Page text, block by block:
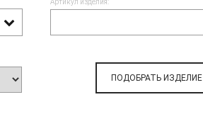
Артикул изделия:
ПОДОБРАТЬ ИЗДЕЛИЕ